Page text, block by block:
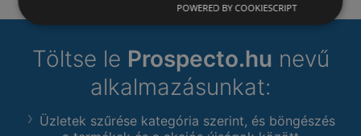
Töltse le Prospecto.hu nevű
alkalmazásunkat:
Üzletek szűrése kategória szerint, és böngészés
POWERED BY COOKIESCRIPT